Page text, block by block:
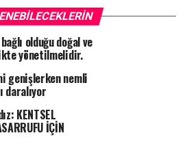
bağlı olduğu doğal ve
yönetilmelidir.
genişlerken nemli
daralıyor
KENTSEL
İÇİN